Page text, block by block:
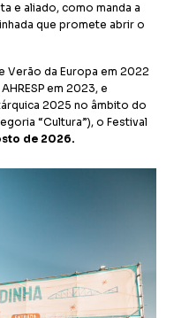
e aliado, como manda a
que promete abrir o
da Europa em 2022
em 2023, e
2025 no âmbito do
“Cultura”), o Festival
de 2026.